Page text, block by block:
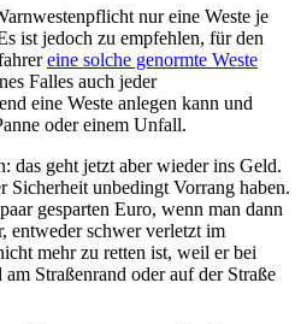
nur eine Weste je
ist jedoch zu empfehlen, für den
eine solche genormte Weste
Falles auch jeder
eine Weste anlegen kann und
oder einem Unfall.
das geht jetzt aber wieder ins Geld.
Sicherheit unbedingt Vorrang haben.
gesparten Euro, wenn man dann
entweder schwer verletzt im
mehr zu retten ist, weil er bei
Straßenrand oder auf der Straße